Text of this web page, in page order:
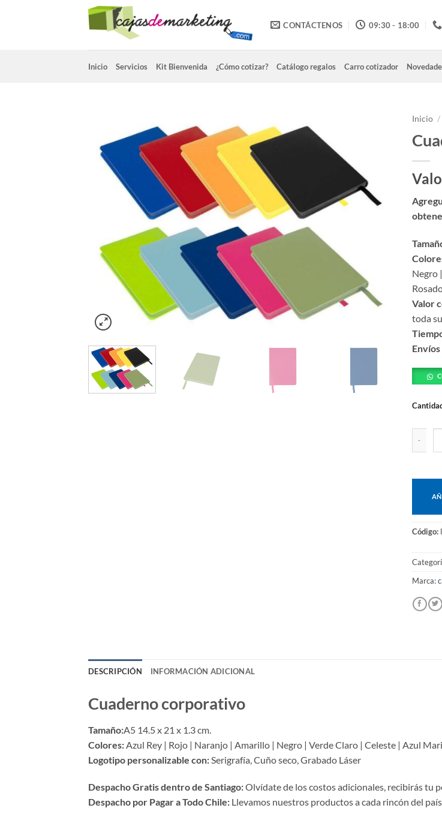
CONTÁCTENOS 09:30 - 18:00
Inicio Servicios Kit Bienvenida ¿Cómo cotizar? Catálogo regalos Carro cotizador
Inicio /
Negro
Valor
toda
Código:
Marca:
DESCRIPCIÓN INFORMACIÓN ADICIONAL
Cuaderno corporativo
Tamaño:A5 14.5 x 21 x 1.3 cm.
Colores: Azul Rey | Rojo | Naranjo | Amarillo | Negro | Verde Claro | Celeste | Azul
Logotipo personalizable con: Serigrafía, Cuño seco, Grabado Láser
Despacho Gratis dentro de Santiago:Olvídate de los costos adicionales, recibirás tu
Despacho por Pagar a Todo Chile: Llevamos nuestros productos a cada rincón del